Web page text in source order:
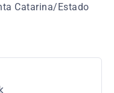
Catarina/Estado